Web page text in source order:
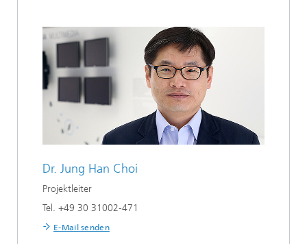
Die wichtigsten Experimente von Heinrich Hertz
90 Jahre HHI
Sicherheit
Quantentechnologien
Dr. Jung Han Choi
Projektleiter
Tel. +49 30 31002-471
E-Mail senden